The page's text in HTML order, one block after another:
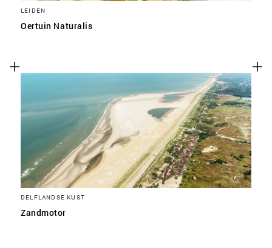
LEIDEN
Oertuin Naturalis
DELFLANDSE KUST
Zandmotor